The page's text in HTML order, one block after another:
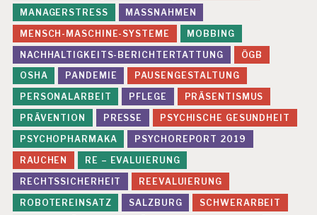
MANAGERSTRESS
MASSNAHMEN
MENSCH-MASCHINE-SYSTEME
MOBBING
NACHHALTIGKEITS-BERICHTERTATTUNG
ÖGB
OSHA
PANDEMIE
PAUSENGESTALTUNG
PERSONALARBEIT
PFLEGE
PRÄSENTISMUS
PRÄVENTION
PRESSE
PSYCHISCHE GESUNDHEIT
PSYCHOPHARMAKA
PSYCHOREPORT 2019
RAUCHEN
RE – EVALUIERUNG
RECHTSSICHERHEIT
REEVALUIERUNG
ROBOTEREINSATZ
SALZBURG
SCHWERARBEIT